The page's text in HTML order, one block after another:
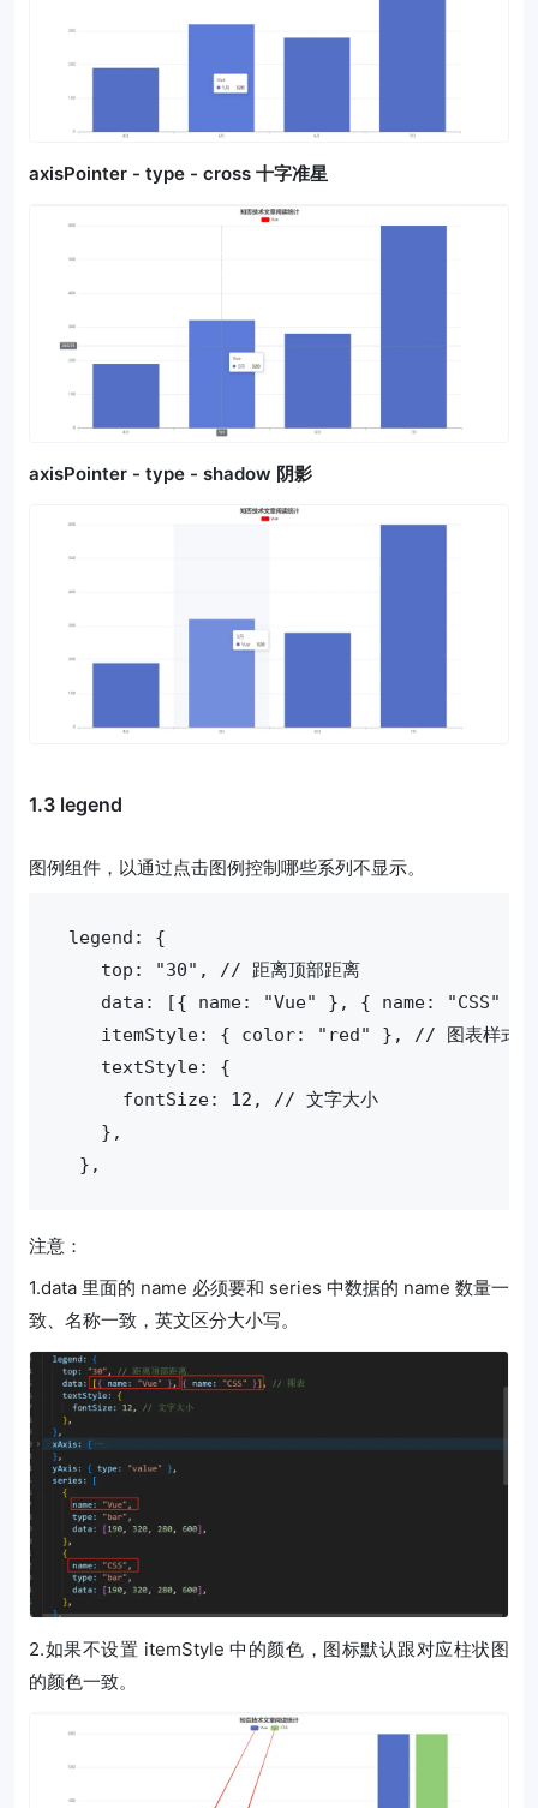
axisPointer - type - cross 十字准星
axisPointer - type - shadow 阴影
1.3 legend
图例组件，以通过点击图例控制哪些系列不显示。
legend: {
top: "30", // 距离顶部距离
data: [{ name: "Vue" }, { name: "CSS"
itemStyle: { color: "red" }, // 图表样式，
textStyle: {
fontSize: 12, // 文字大小
},
},
注意：
1.data 里面的 name 必须要和 series 中数据的 name 数量一
致、名称一致，英文区分大小写。
2.如果不设置 itemStyle 中的颜色，图标默认跟对应柱状图
的颜色一致。